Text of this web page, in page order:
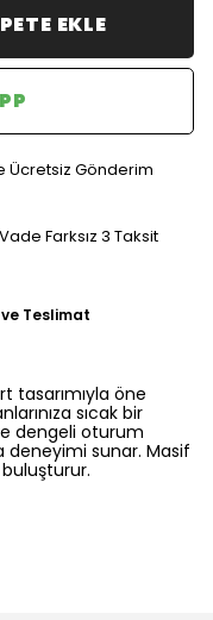
EKLE
Ücretsiz Gönderim
Farksız 3 Taksit
Teslimat
tasarımıyla öne
sıcak bir
dengeli oturum
sunar. Masif